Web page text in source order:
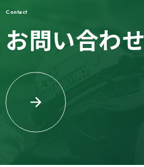
Contact
お問い合わせ